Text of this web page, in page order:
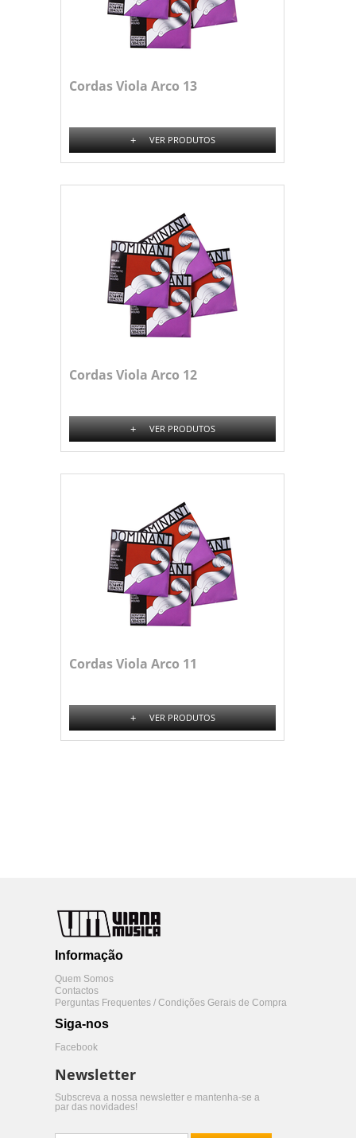
Cordas Viola Arco 13
+ VER PRODUTOS
Cordas Viola Arco 12
+ VER PRODUTOS
Cordas Viola Arco 11
+ VER PRODUTOS
Informação
Quem Somos
Contactos
Perguntas Frequentes / Condições Gerais de Compra
Siga-nos
Facebook
Newsletter
Subscreva a nossa newsletter e mantenha-se a
par das novidades!